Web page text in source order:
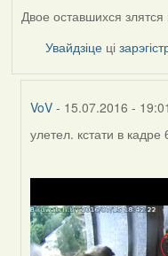
Двое оставшихся
Увайдзіце ці
VoV - 15.07.2016 - 19:01
In
to
Жанна
(госць)
улетел. кстати в кадре